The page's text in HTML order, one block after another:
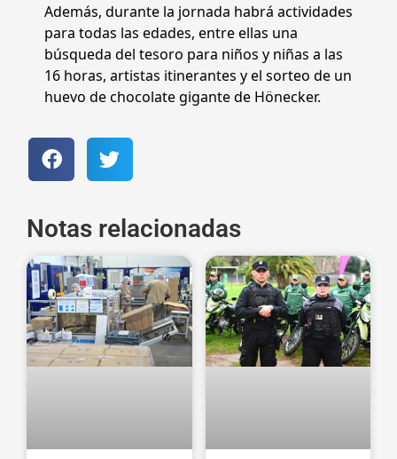
Además, durante la jornada habrá actividades
para todas las edades, entre ellas una
búsqueda del tesoro para niños y niñas a las
16 horas, artistas itinerantes y el sorteo de un
huevo de chocolate gigante de Hönecker.
Notas relacionadas